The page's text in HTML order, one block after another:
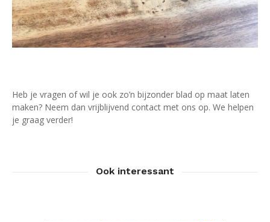
Heb je vragen of wil je ook zo’n bijzonder blad op maat laten
maken? Neem dan vrijblijvend contact met ons op. We helpen
je graag verder!
Ook interessant